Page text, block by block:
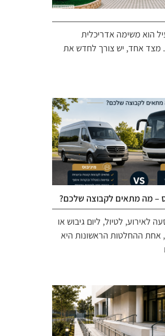
הוא משימה אדריכלית
מצד אחד, יש צורך לחדש את
– מה מתאים לקבוצה שלכם?
לאירוע, לטיול, ליום גיבוש או
אחת ההחלטות הראשונות היא